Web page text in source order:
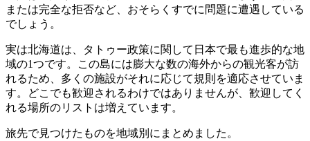
または完全な拒否など、おそらくすでに問題に遭遇している
でしょう。
実は北海道は、タトゥー政策に関して 日本で最も進歩的な地
域の1つです。この島には膨大な数の海外からの観光客が訪
れるため、多くの施設がそれに応じて規則を適応させていま
す。どこでも歓迎されるわけではありませんが、歓迎してく
れる場所のリストは増えています。
旅先で見つけたものを地域別にまとめました。